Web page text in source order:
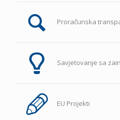
Proračunska
Savjetovanje sa
EU Projekti